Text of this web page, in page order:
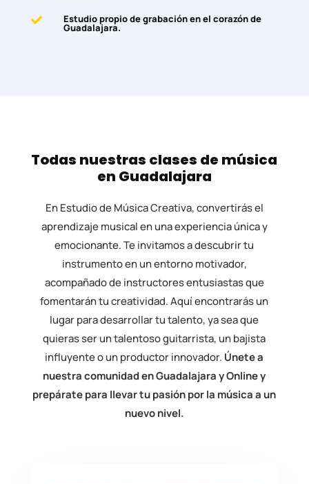
 Estudio propio de grabación en el corazón de
Guadalajara.
Todas nuestras clases de música
en Guadalajara
En Estudio de Música Creativa, convertirás el
aprendizaje musical en una experiencia única y
emocionante. Te invitamos a descubrir tu
instrumento en un entorno motivador,
acompañado de instructores entusiastas que
fomentarán tu creatividad. Aquí encontrarás un
lugar para desarrollar tu talento, ya sea que
quieras ser un talentoso guitarrista, un bajista
influyente o un productor innovador. Únete a
nuestra comunidad en Guadalajara y Online y
prepárate para llevar tu pasión por la música a un
nuevo nivel.